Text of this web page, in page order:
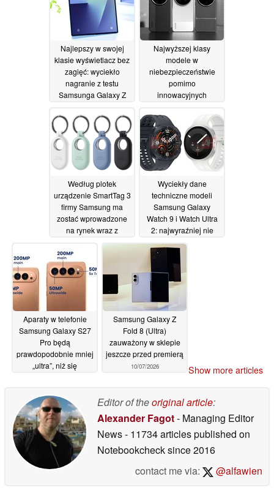
Najlepszy w swojej
klasie wyświetlacz bez
zagięć: wyciekło
nagranie z testu
Samsunga Galaxy Z
Najwyższej klasy
modele w
niebezpieczeństwie
pomimo
innowacyjnych
modeli Xiaomi 18 Ultra,
Vivo X500 Ultra i Oppo
Find X10 Ultra12/07/2026
Według plotek
urządzenie SmartTag 3
firmy Samsung ma
zostać wprowadzone
na rynek wraz z
modelem S26 FE
Wyciekły dane
techniczne modeli
Samsung Galaxy
Watch 9 i Watch Ultra
2: najwyraźniej nie
wszystkie baterie będą
miały większą
pojemność
Aparaty w telefonie
Samsung Galaxy S27
Pro będą
prawdopodobnie mniej
„ultra”, niż się
Samsung Galaxy Z
Fold 8 (Ultra)
zauważony w sklepie
jeszcze przed premierą
10/07/2026 Show more articles
Editor of theoriginal article:
Alexander Fagot- Managing Editor
News- 11734 articles published on
Notebookchecksince 2016
contact me via:
@alfawien